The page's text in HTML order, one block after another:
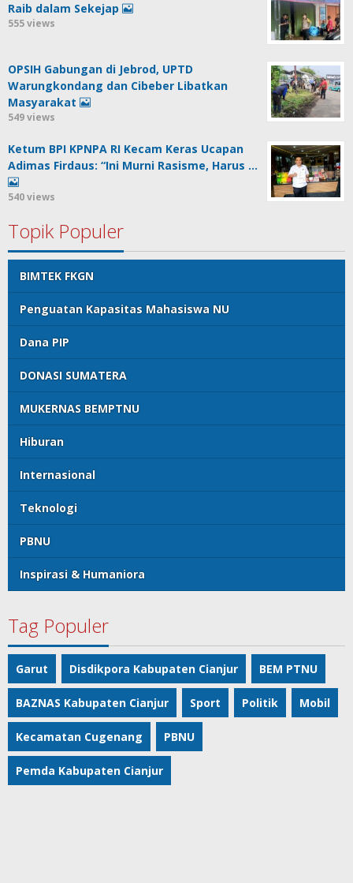
Raib dalam Sekejap
555 views
OPSIH Gabungan di Jebrod, UPTD
Warungkondang dan Cibeber Libatkan
Masyarakat
549 views
Ketum BPI KPNPA RI Kecam Keras Ucapan
Adimas Firdaus: “Ini Murni Rasisme, Harus …
540 views
Topik Populer
BIMTEK FKGN
Penguatan Kapasitas Mahasiswa NU
Dana PIP
DONASI SUMATERA
MUKERNAS BEMPTNU
Hiburan
Internasional
Teknologi
PBNU
Inspirasi & Humaniora
Tag Populer
Garut Disdikpora Kabupaten Cianjur BEM PTNU
BAZNAS Kabupaten Cianjur Sport Politik Mobil
Kecamatan Cugenang PBNU
Pemda Kabupaten Cianjur